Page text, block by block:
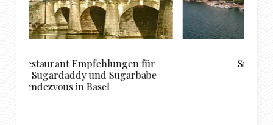
Sugardating in Koblenz